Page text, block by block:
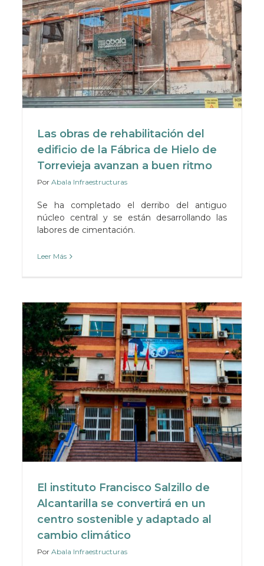
Las obras de rehabilitación del
edificio de la Fábrica de Hielo de
Torrevieja avanzan a buen ritmo
PorAbala Infraestructuras
Se ha completado el derribo del antiguo
núcleo central y se están desarrollando las
labores de cimentación.
Leer Más
El instituto Francisco Salzillo de
Alcantarilla se convertirá en un
centro sostenible y adaptado al
cambio climático
PorAbala Infraestructuras